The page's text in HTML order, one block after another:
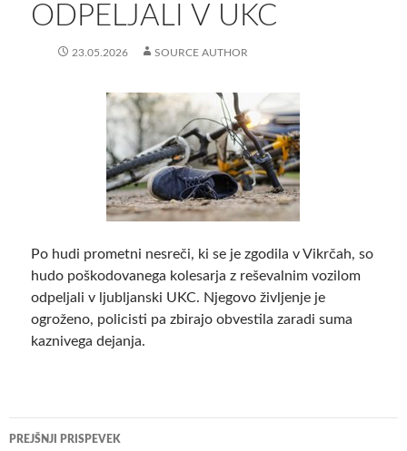
ODPELJALI V UKC
23.05.2026 SOURCE AUTHOR
Po hudi prometni nesreči, ki se je zgodila v Vikrčah, so
hudo poškodovanega kolesarja z reševalnim vozilom
odpeljali v ljubljanski UKC. Njegovo življenje je
ogroženo, policisti pa zbirajo obvestila zaradi suma
kaznivega dejanja.
Krmarjenje
PREJŠNJI PRISPEVEK